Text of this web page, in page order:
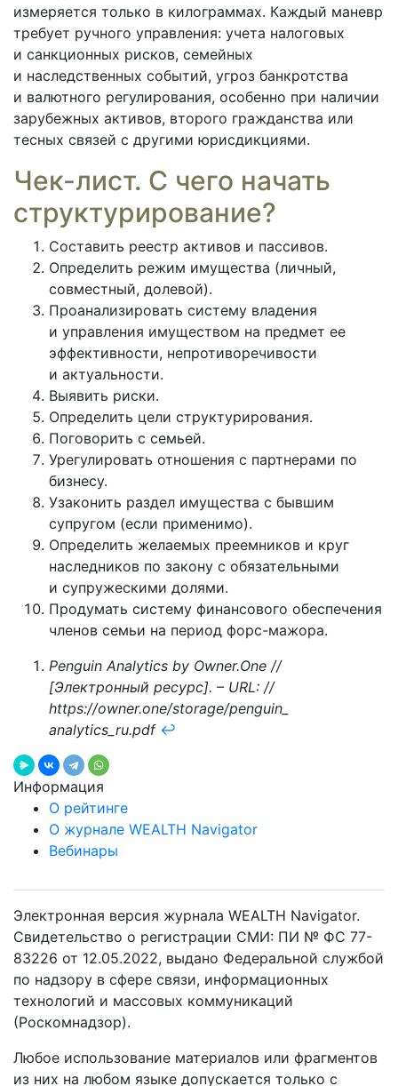
измеряется только в килограммах. Каждый маневр
требует ручного управления: учета налоговых
и санкционных рисков, семейных
и наследственных событий, угроз банкротства
и валютного регулирования, особенно при наличии
зарубежных активов, второго гражданства или
тесных связей с другими юрисдикциями.
Чек-лист. С чего начать
структурирование?
Составить реестр активов и пассивов.
Определить режим имущества (личный,
совместный, долевой).
Проанализировать систему владения
и управления имуществом на предмет ее
эффективности, непротиворечивости
и актуальности.
Выявить риски.
Определить цели структурирования.
Поговорить с семьей.
Урегулировать отношения с партнерами по
бизнесу.
Узаконить раздел имущества с бывшим
супругом (если применимо).
Определить желаемых преемников и круг
наследников по закону с обязательными
и супружескими долями.
Продумать систему финансового обеспечения
членов семьи на период форс-мажора.
Penguin Analytics by Owner.One //
[Электронный ресурс]. – URL: //
https://owner.one/storage/penguin_
analytics_ru.pdf ↩︎
Информация
О рейтинге
О журнале WEALTH Navigator
Вебинары
Электронная версия журнала WEALTH Navigator.
Свидетельство о регистрации СМИ: ПИ № ФС 77-
83226 от 12.05.2022, выдано Федеральной службой
по надзору в сфере связи, информационных
технологий и массовых коммуникаций
(Роскомнадзор).
Любое использование материалов или фрагментов
из них на любом языке допускается только с